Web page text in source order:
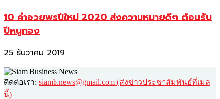
10 คำอวยพรปีใหม่ 2020 ส่งความหมายดีๆ ต้อนรับ
ปีหนูทอง
25 ธันวาคม 2019
ติดต่อเรา: siamb.news@gmail.com (ส่งข่าวประชาสัมพันธ์ที่เมล
นี้)